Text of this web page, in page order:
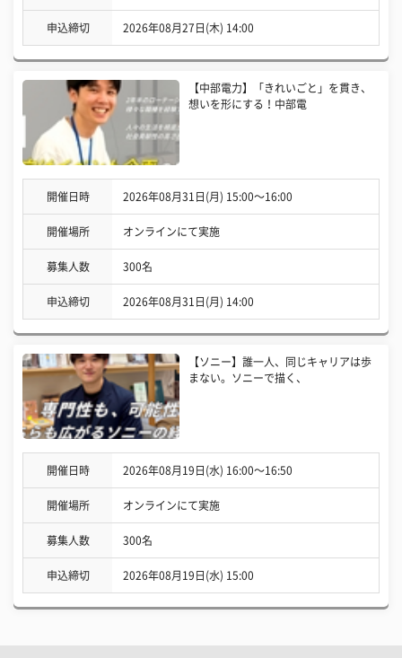
申込締切 2026年08月27日(木) 14:00
【中部電力】「きれいごと」を貫き、
想いを形にする！中部電
開催日時 2026年08月31日(月) 15:00〜16:00
開催場所 オンラインにて実施
募集人数 300名
申込締切 2026年08月31日(月) 14:00
【ソニー】誰一人、同じキャリアは歩
まない。ソニーで描く、
開催日時 2026年08月19日(水) 16:00〜16:50
開催場所 オンラインにて実施
募集人数 300名
申込締切 2026年08月19日(水) 15:00